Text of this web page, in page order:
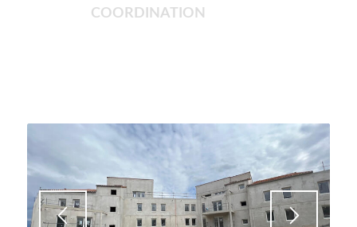
COORDINATION